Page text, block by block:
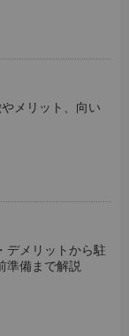
メリット、向い
デメリットから駐
準備まで解説